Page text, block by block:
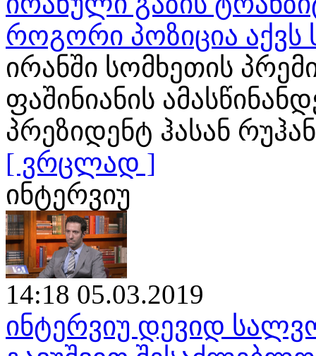
როგორი პოზიცია
ირანში სომხეთის
ფაშინიანის
პრეზიდენტ ჰასან
[ ვრცლად ]
ინტერვიუ
14:18 05.03.2019
ინტერვიუ დევიდ